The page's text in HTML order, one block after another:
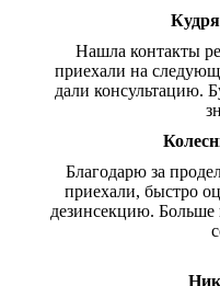
Нашла контакты
приехали на
дали консультацию.
Благодарю за
приехали, быстро
дезинсекцию. Больше